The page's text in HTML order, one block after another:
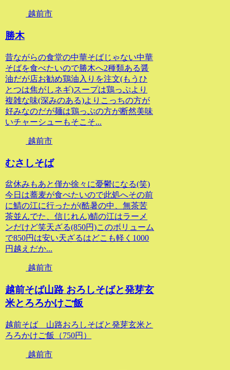
越前市
勝木
昔ながらの食堂の中華そばじゃない中華
そばを食べたいので勝木へ2種類ある醤
油だが店お勧め鶏油入りを注文(もうひ
とつは焦がしネギ)スープは鶏っぷより
複雑な味(深みのある)よりこっちの方が
好みなのだが麺は鶏っぷの方が断然美味
いチャーシューもそこそ...
越前市
むさしそば
盆休みもあと僅か徐々に憂鬱になる(笑)
今日は蕎麦が食べたいので此処へその前
に鯖の江に行ったが(酷暑の中、無茶苦
茶並んでた、信じれん)鯖の江はラーメ
ンだけど笑天ざる(850円)このボリューム
で850円は安い天ざるはどこも軽く1000
円越えだか...
越前市
越前そば山路 おろしそばと発芽玄
米とろろかけご飯
越前そば 山路おろしそばと発芽玄米と
ろろかけご飯（750円）
越前市